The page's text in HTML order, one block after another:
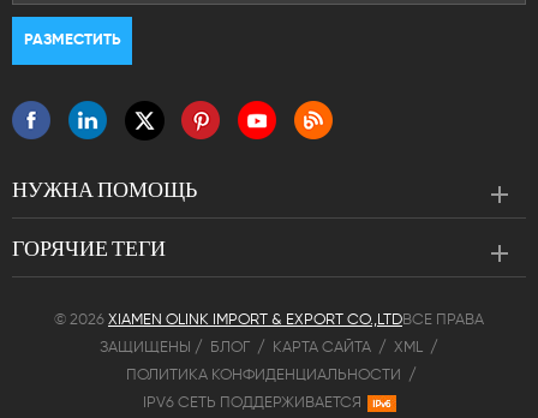
НУЖНА ПОМОЩЬ
ГОРЯЧИЕ ТЕГИ
© 2026 XIAMEN OLINK IMPORT & EXPORT CO.,LTDВСЕ ПРАВА
ЗАЩИЩЕНЫ /
БЛОГ / КАРТА САЙТА / XML /
ПОЛИТИКА КОНФИДЕНЦИАЛЬНОСТИ
/
IPV6 СЕТЬ ПОДДЕРЖИВАЕТСЯ